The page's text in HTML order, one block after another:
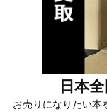
日本
お売りになりたい本